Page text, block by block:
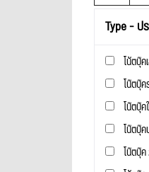
Type - ป
โน้ตบุ๊ค
โน๊ตบุ๊
โน๊ตบุ๊
โน๊ตบุ๊ค
โน๊ตบุ๊ค